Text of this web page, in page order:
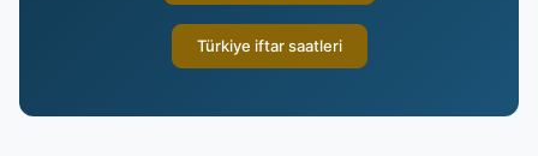
Türkiye iftar saatleri